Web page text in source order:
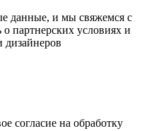
данные, и мы свяжемся с
о партнерских условиях и
дизайнеров
согласие на обработку